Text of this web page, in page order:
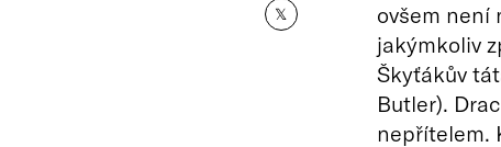
𝕏
ovšem není
jakýmkoliv
Škyťákův
Butler).
nepřítelem.